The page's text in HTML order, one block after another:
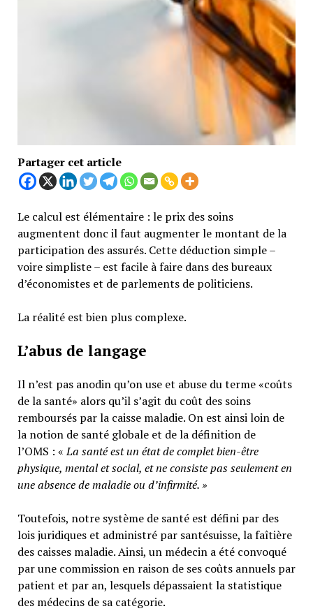
Partager cet article
Le calcul est élémentaire : le prix des soins
augmentent donc il faut augmenter le montant de la
participation des assurés. Cette déduction simple –
voire simpliste – est facile à faire dans des bureaux
d’économistes et de parlements de politiciens.
La réalité est bien plus complexe.
L’abus de langage
Il n’est pas anodin qu’on use et abuse du terme «coûts
de la santé» alors qu’il s’agit du coût des soins
remboursés par la caisse maladie. On est ainsi loin de
la notion de santé globale et de la définition de
l’OMS : «La santé est un état de complet bien-être
physique, mental et social, et ne consiste pas seulement en
une absence de maladie ou d’infirmité.»
Toutefois, notre système de santé est défini par des
lois juridiques et administré par santésuisse, la faîtière
des caisses maladie. Ainsi, un médecin a été convoqué
par une commission en raison de ses coûts annuels par
patient et par an, lesquels dépassaient la statistique
des médecins de sa catégorie.